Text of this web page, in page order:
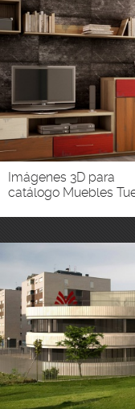
Imágenes 3D para
catálogo Muebles